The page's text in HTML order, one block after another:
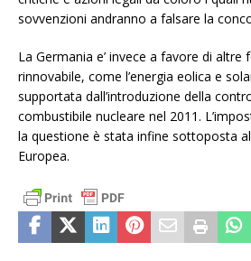
sovvenzioni andranno a falsare la
La Germania e’ invece a favore di altre
rinnovabile, come l’energia eolica e
supportata dall’introduzione della
combustibile nucleare nel 2011.
la questione è stata infine sottoposta
Europea.